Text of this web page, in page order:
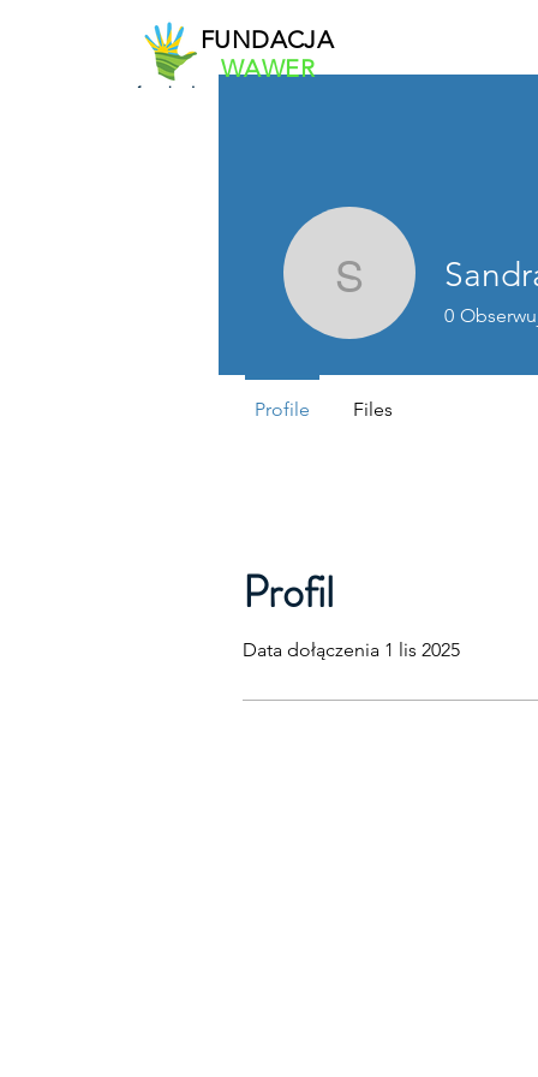
FUNDACJA
WAWER
Profil
Data dołączenia 1 lis 2025
Sandras
0
Profile Files